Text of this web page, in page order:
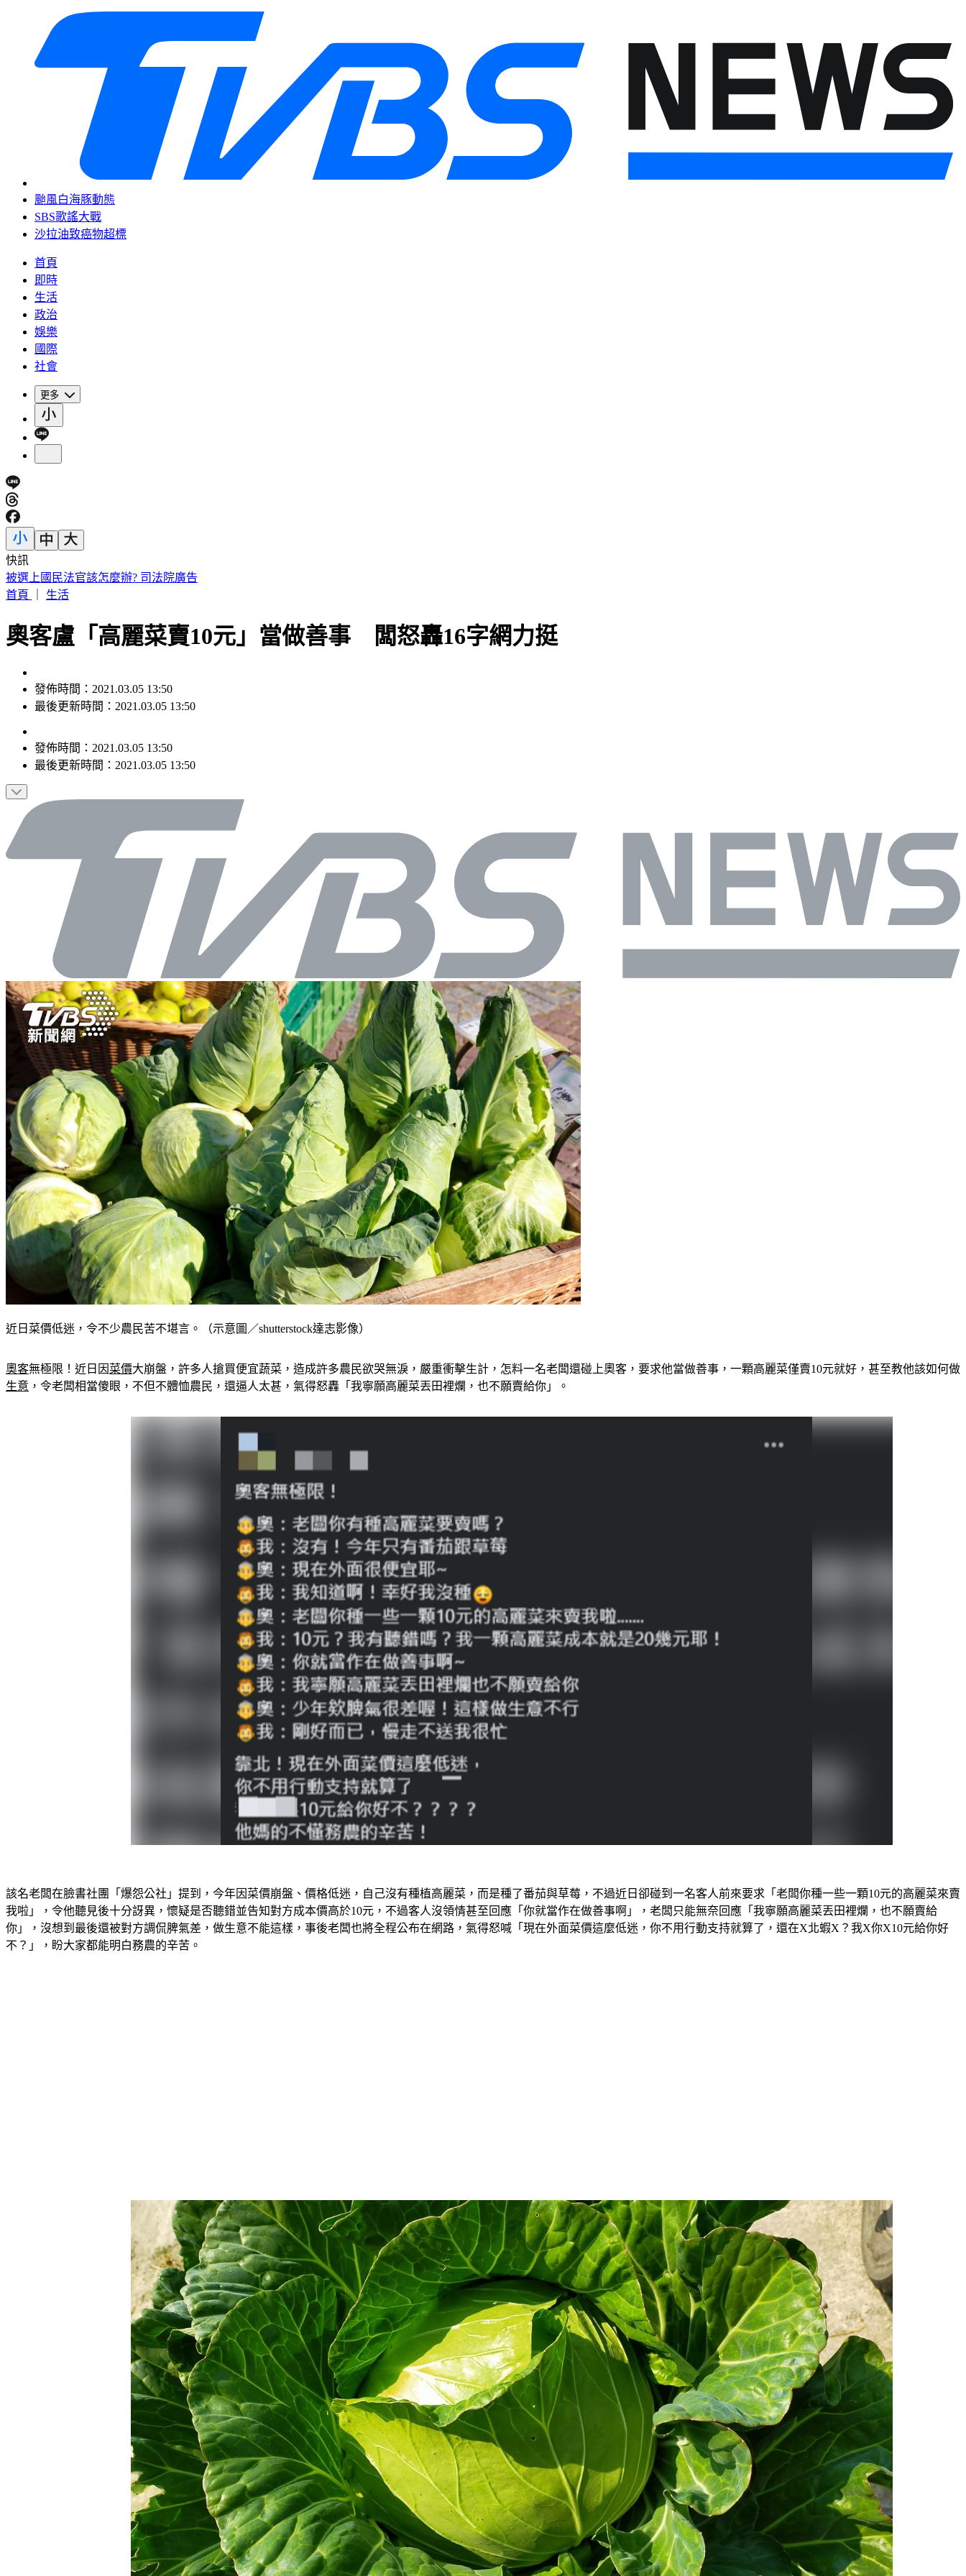
颱風白海豚動態
SBS歌謠大戰
沙拉油致癌物超標
首頁
即時
生活
政治
娛樂
國際
社會
更多
快訊
桃園85歲嬤遭「鐵拐狂砸」亡！老伴自首殺人 兒媳返家驚見慘狀
首頁
生活
奧客盧「高麗菜賣10元」當做善事 闆怒轟16字網力挺
發佈時間：2021.03.05 13:50
最後更新時間：2021.03.05 13:50
發佈時間： 2021.03.05 13:50
最後更新時間： 2021.03.05 13:50
近日菜價低迷，令不少農民苦不堪言。（示意圖／shutterstock達志影像）
奧客無極限！近日因 菜價大崩盤，許多人搶買便宜蔬菜，造成許多農民欲哭無淚，嚴重衝擊生計，怎料一名老闆還碰上奧客，要求他當做善事，一顆高麗菜僅賣10元就好，甚至教他該如何做
生意 ，令老闆相當傻眼，不但不體恤農民，還逼人太甚，氣得怒轟「我寧願高麗菜丟田裡爛，也不願賣給你」。
該名老闆在臉書社團「爆怨公社」提到，今年因菜價崩盤、價格低迷，自己沒有種植高麗菜，而是種了番茄與草莓，不過近日卻碰到一名客人前來要求「老闆你種一些一顆10元的高麗菜來賣
我啦」，令他聽見後十分訝異，懷疑是否聽錯並告知對方成本價高於10元，不過客人沒領情甚至回應「你就當作在做善事啊」，老闆只能無奈回應「我寧願高麗菜丟田裡爛，也不願賣給
你」，沒想到最後還被對方調侃脾氣差，做生意不能這樣，事後老闆也將全程公布在網路，氣得怒喊「現在外面菜價這麼低迷，你不用行動支持就算了，還在X北蝦X？我X你X10元給你好
不？」，盼大家都能明白務農的辛苦。